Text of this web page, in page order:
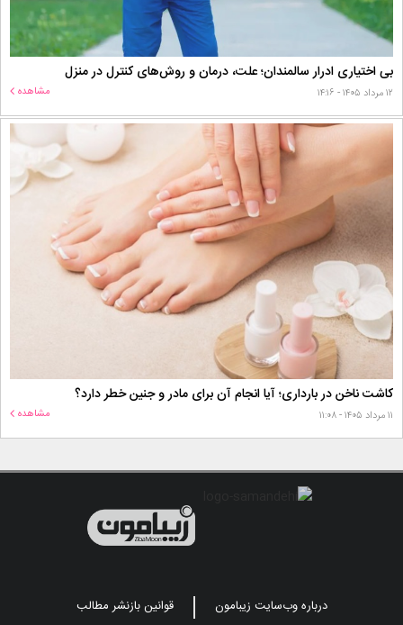
بی اختیاری ادرار سالمندان؛ علت، درمان و روش‌های کنترل در منزل
۱۲ مرداد ۱۴۰۵ - ۱۴:۱۶ مشاهده
کاشت ناخن در بارداری؛ آیا انجام آن برای مادر و جنین خطر دارد؟
۱۱ مرداد ۱۴۰۵ - ۱۱:۰۸ مشاهده
درباره وب‌سایت زیبامون قوانین بازنشر مطالب